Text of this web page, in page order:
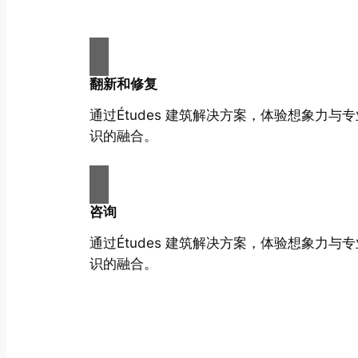
翻新和修复
通过Études 建筑解决方案，体验想象力与
识的融合。
咨询
通过Études 建筑解决方案，体验想象力与
识的融合。